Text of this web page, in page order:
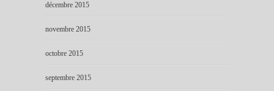
décembre 2015
novembre 2015
octobre 2015
septembre 2015